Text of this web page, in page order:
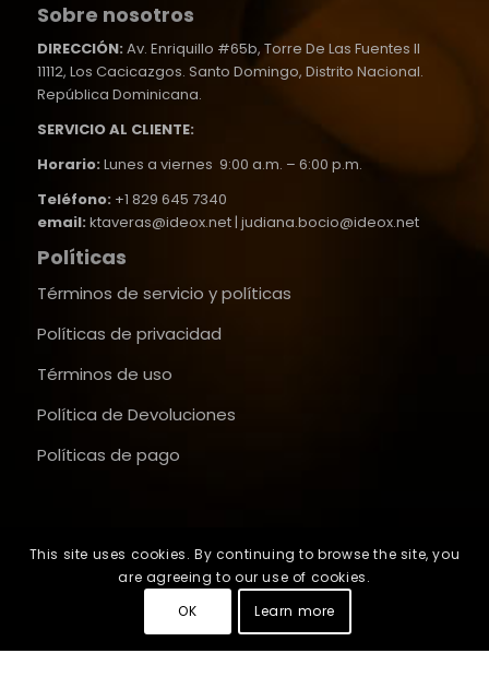
Sobre nosotros
DIRECCIÓN: Av. Enriquillo #65b, Torre De Las Fuentes II
11112, Los Cacicazgos. Santo Domingo, Distrito Nacional.
República Dominicana.
SERVICIO AL CLIENTE:
Horario: Lunes a viernes 9:00 a.m. – 6:00 p.m.
Teléfono: +1 829 645 7340
email: ktaveras@ideox.net | judiana.bocio@ideox.net
Políticas
Términos de servicio y políticas
Políticas de privacidad
Términos de uso
Política de Devoluciones
Políticas de pago
This site uses cookies. By continuing to browse the site, you
are agreeing to our use of cookies.
OK
Learn more